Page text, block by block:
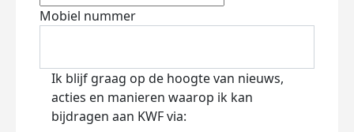
Mobiel nummer
Ik blijf graag op de hoogte van nieuws,
acties en manieren waarop ik kan
bijdragen aan KWF via: